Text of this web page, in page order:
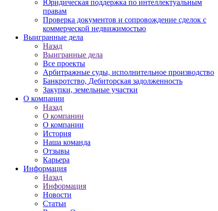
Юридическая поддержка по интеллектуальным
правам
Проверка документов и сопровождение сделок с
коммерческой недвижимостью
Выигранные дела
Назад
Выигранные дела
Все проекты
Арбитражные суды, исполнительное производство
Банкротство, Дебиторская задолженность
Закупки, земельные участки
О компании
Назад
О компании
О компании
История
Наша команда
Отзывы
Карьера
Информация
Назад
Информация
Новости
Статьи